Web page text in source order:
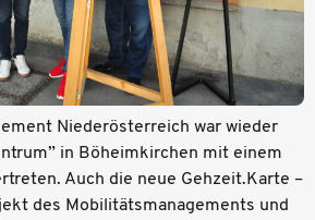
Niederösterreich war wieder
in Böheimkirchen mit einem
Auch die neue Gehzeit.Karte –
des Mobilitätsmanagements und